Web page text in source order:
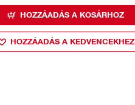
HOZZÁADÁS A KOSÁRHOZ
HOZZÁADÁS A KEDVENCEKHEZ